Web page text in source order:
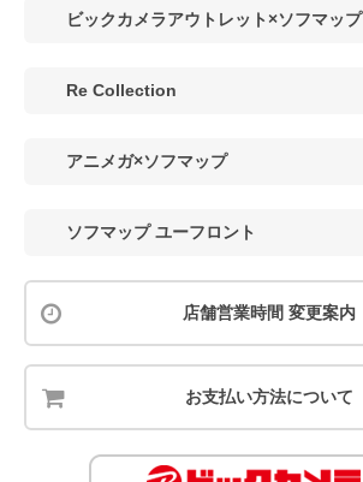
ビックカメラアウトレット×ソフマップ
Re Collection
アニメガ×ソフマップ
ソフマップ ユーフロント
店舗営業時間 変更案内
お支払い方法について